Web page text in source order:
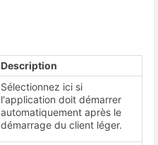
Description
Sélectionnez ici si
l'application doit démarrer
automatiquement après le
démarrage du client léger.